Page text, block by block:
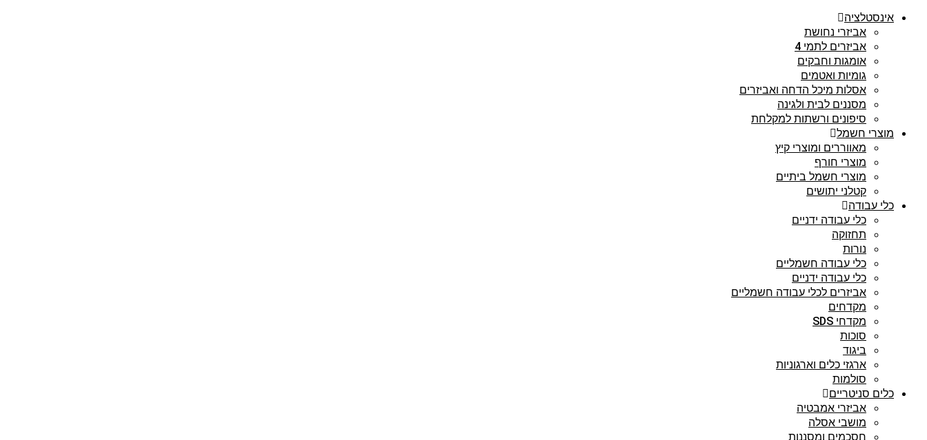
אינסטלציה
אביזרי נחושת
אביזרים לתמי 4
אומגות וחבקים
גומיות ואטמים
אסלות מיכל הדחה ואביזרים
מסננים לבית ולגינה
סיפונים ורשתות למקלחת
מוצרי חשמל
מאווררים ומוצרי קיץ
מוצרי חורף
מוצרי חשמל ביתיים
קטלני יתושים
כלי עבודה
כלי עבודה ידניים
תחזוקה
נורות
כלי עבודה חשמליים
כלי עבודה ידניים
אביזרים לכלי עבודה חשמליים
מקדחים
מקדחי SDS
סוכות
ביגוד
ארגזי כלים וארגוניות
סולמות
כלים סניטריים
אביזרי אמבטיה
מושבי אסלה
חסכמים ומסננות